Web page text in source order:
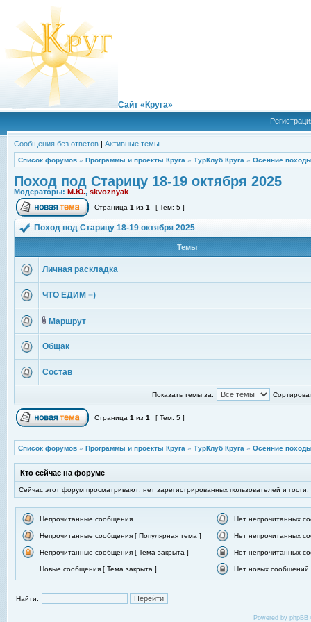
Сайт «Круга»
Сообщения без ответов | Активные темы
Список форумов » Программы и проекты Круга » ТурКлуб Круга » Осенние
Поход под Старицу 18-19 октября 2025
Модераторы: М.Ю., skvoznyak
Страница 1 из 1 [ Тем: 5 ]
Поход под Старицу 18-19 октября 2025
Темы
Личная раскладка
ЧТО ЕДИМ =)
Маршрут
Общак
Состав
Показать темы за:
Страница 1 из 1 [ Тем: 5 ]
Список форумов » Программы и проекты Круга » ТурКлуб Круга » Осенние
Кто сейчас на форуме
Сейчас этот форум просматривают: нет зарегистрированных пользователей и гости:
Непрочитанные сообщения Нет непрочитанных
Непрочитанные сообщения [ Популярная тема ] Нет непрочитанных
Непрочитанные сообщения [ Тема закрыта ] Нет непрочитанных
Новые сообщения [ Тема закрыта ] Нет новых сообщений
Найти:
Powered by phpBB